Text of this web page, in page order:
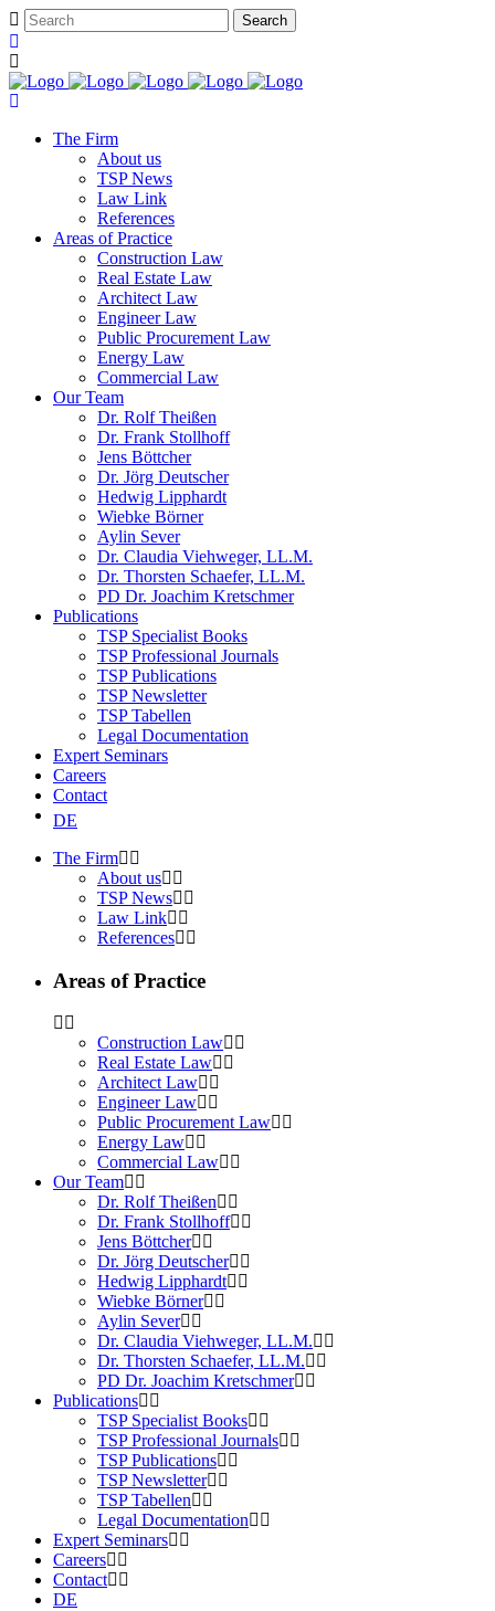
The Firm
About us
TSP News
Law Link
References
Areas of Practice
Construction Law
Real Estate Law
Architect Law
Engineer Law
Public Procurement Law
Energy Law
Commercial Law
Our Team
Dr. Rolf Theißen
Dr. Frank Stollhoff
Jens Böttcher
Dr. Jörg Deutscher
Hedwig Lipphardt
Wiebke Börner
Aylin Sever
Dr. Claudia Viehweger, LL.M.
Dr. Thorsten Schaefer, LL.M.
PD Dr. Joachim Kretschmer
Publications
TSP Specialist Books
TSP Professional Journals
TSP Publications
TSP Newsletter
TSP Tabellen
Legal Documentation
Expert Seminars
Careers
Contact
DE
The Firm
About us
TSP News
Law Link
References
Areas of Practice
Construction Law
Real Estate Law
Architect Law
Engineer Law
Public Procurement Law
Energy Law
Commercial Law
Our Team
Dr. Rolf Theißen
Dr. Frank Stollhoff
Jens Böttcher
Dr. Jörg Deutscher
Hedwig Lipphardt
Wiebke Börner
Aylin Sever
Dr. Claudia Viehweger, LL.M.
Dr. Thorsten Schaefer, LL.M.
PD Dr. Joachim Kretschmer
Publications
TSP Specialist Books
TSP Professional Journals
TSP Publications
TSP Newsletter
TSP Tabellen
Legal Documentation
Expert Seminars
Careers
Contact
DE